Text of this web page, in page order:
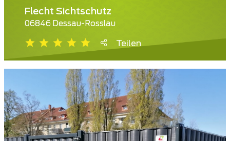
Flecht Sichtschutz
06846 Dessau-Rosslau
Teilen